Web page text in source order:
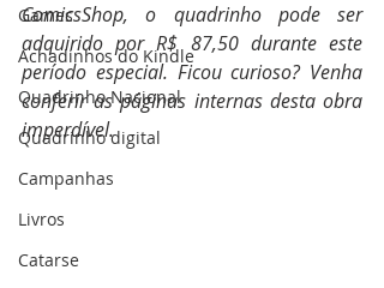
Games
Achadinhos do Kindle
Quadrinho Nacional
Quadrinho digital
Campanhas
Livros
Catarse
ComicsShop, o quadrinho pode ser
adquirido por R$ 87,50 durante este
período especial. Ficou curioso? Venha
conferir as páginas internas desta obra
imperdível.